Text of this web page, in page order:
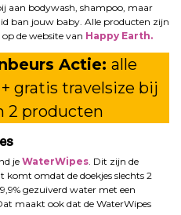
aan bodywash, shampoo, maar
ban jouw baby. Alle producten zijn
de website van Happy Earth.
Actie: alle
gratis travelsize bij
2 producten
je WaterWipes . Dit zijn de
komt omdat de doekjes slechts 2
gezuiverd water met een
maakt ook dat de WaterWipes